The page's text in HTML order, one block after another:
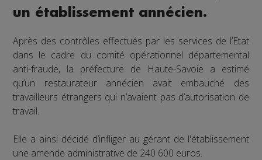
un établissement annécien.
Après des contrôles effectués par les services de l’Etat
dans le cadre du comité opérationnel départemental
anti-fraude, la préfecture de Haute-Savoie a estimé
qu’un restaurateur annécien avait embauché des
travailleurs étrangers qui n’avaient pas d’autorisation de
travail.
Elle a ainsi décidé d’infliger au gérant de l'établissement
une amende administrative de 240 600 euros.